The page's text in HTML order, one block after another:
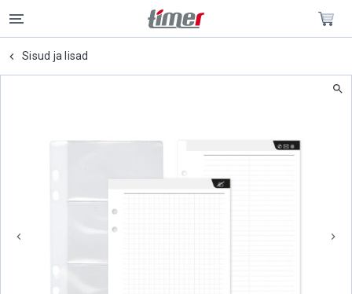
Sisud ja lisad